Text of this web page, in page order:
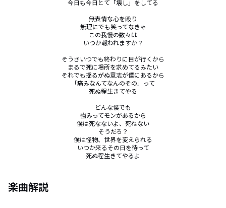
今日も今日とて「壊し」をしてる
無表情な心を殴り
無理にでも笑ってなきゃ
この我慢の数々は
いつか報われますか？
そうさいつでも終わりに目が行くから
まるで死に場所を求めてるみたい
それでも揺るがぬ意志が僕にあるから
「痛みなんてなんのその」って
死ぬ程生きてやる
どんな僕でも
強みってモンがあるから
僕は死なないよ、死ねない
そうだろ？
僕は怪物、世界を変えられる
いつか来るその日を待って
死ぬ程生きてやるよ
楽曲解説